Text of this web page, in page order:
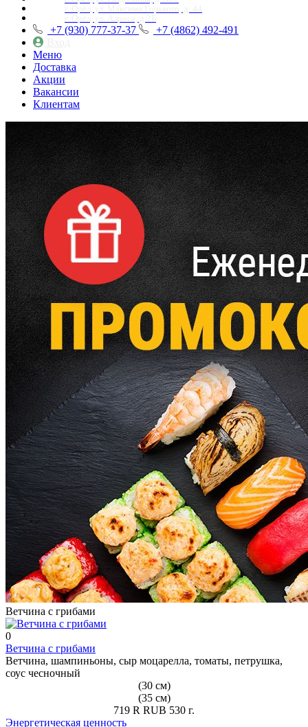
+7 (930) 777-37-37
+7 (4862) 492-491
Меню
Доставка
Акции
Вакансии
Клиентам
Ветчина с грибами
0
Ветчина с грибами
Ветчина, шампиньоны, сыр моцарелла, томаты, петрушка,
соус чесночный
Энергетическая ценность
(30 см)
(35 см)
719 R RUB 530 г.